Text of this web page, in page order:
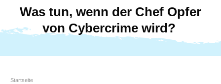
Was tun, wenn der Chef Opfer
von Cybercrime wird?
Startseite